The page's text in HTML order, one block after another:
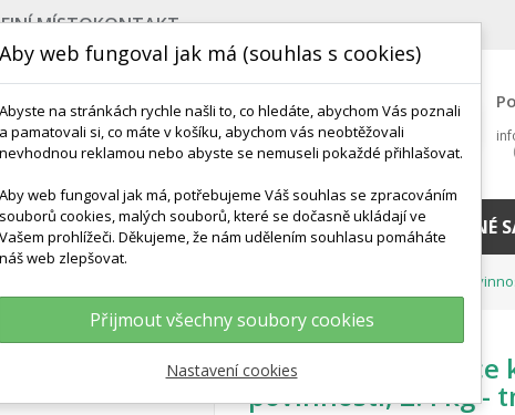
MÍSTOKONTAKT
NEJPRODÁVANĚJŠÍ VÝCHOVA KE ZDRAVÍ VÝHODNÉ
O Pacienta Model Novorozence K Procvičení Rodičovských
Model novorozence
povinností, 2.4 kg -
Aby web fungoval jak má (souhlas s cookies)
Abyste na stránkách rychle našli to, co hledáte, abychom Vás poznali
a pamatovali si, co máte v košíku, abychom vás neobtěžovali
nevhodnou reklamou nebo abyste se nemuseli pokaždé přihlašovat.
Aby web fungoval jak má, potřebujeme Váš souhlas se zpracováním
souborů cookies, malých souborů, které se dočasně ukládají ve
Vašem prohlížeči. Děkujeme, že nám udělením souhlasu pomáháte
náš web zlepšovat.
Přijmout všechny soubory cookies
Nastavení cookies